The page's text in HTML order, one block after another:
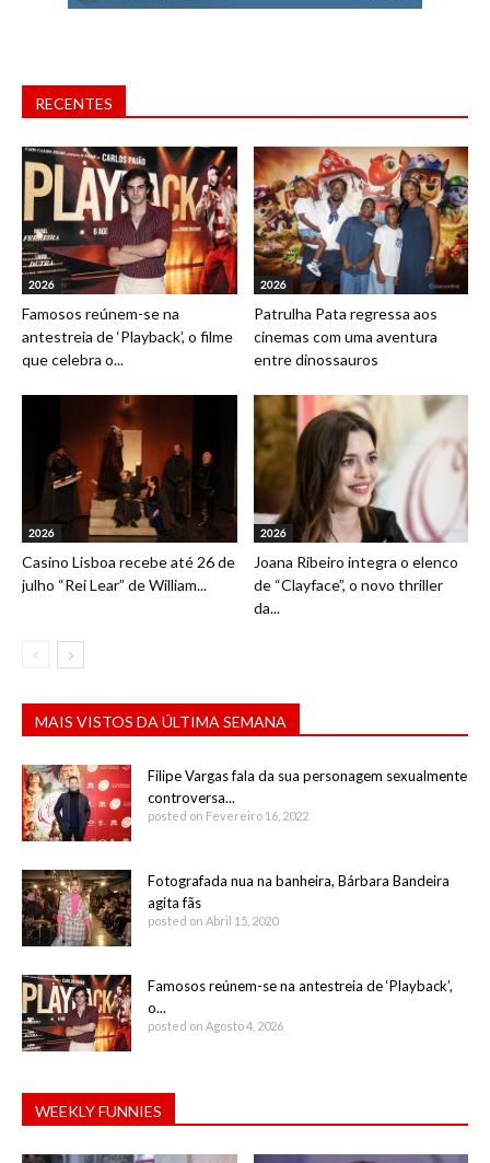
RECENTES
2026
Famosos reúnem-se na
antestreia de ‘Playback’, o filme
que celebra o...
2026
Patrulha Pata regressa aos
cinemas com uma aventura
entre dinossauros
2026
Casino Lisboa recebe até 26 de
julho “Rei Lear” de William...
2026
Joana Ribeiro integra o elenco
de “Clayface”, o novo thriller
da...
MAIS VISTOS DA ÚLTIMA SEMANA
Filipe Vargas fala da sua personagem sexualmente
controversa...
posted on Fevereiro 16, 2022
Fotografada nua na banheira, Bárbara Bandeira
agita fãs
posted on Abril 15, 2020
Famosos reúnem-se na antestreia de ‘Playback’,
o...
posted on Agosto 4, 2026
WEEKLY FUNNIES